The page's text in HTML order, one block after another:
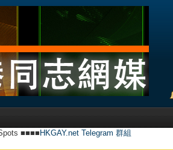
■■■■ HKGAY.net Telegram 群組